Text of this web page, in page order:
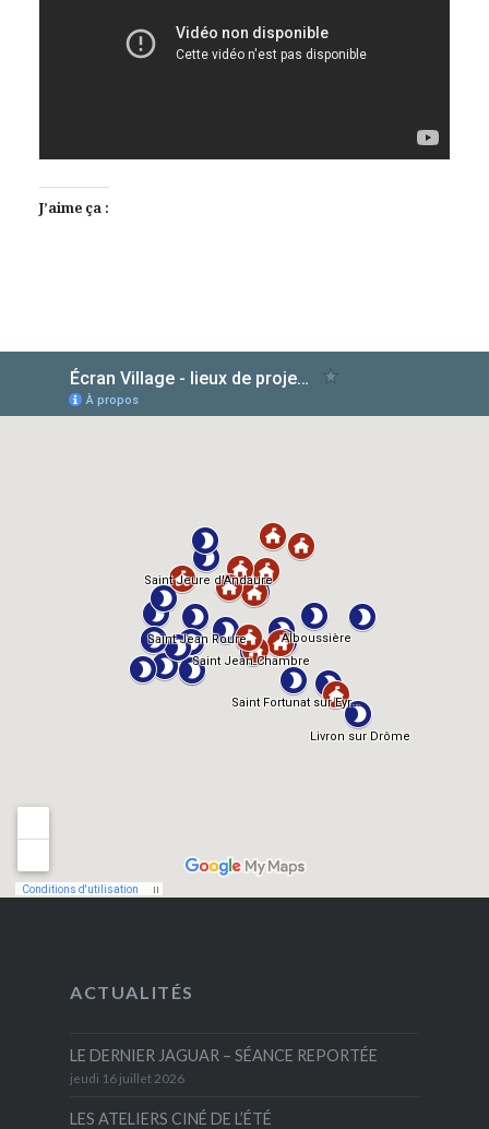
J’aime ça :
AlloCiné
ACTUALITÉS
LE DERNIER JAGUAR – SÉANCE REPORTÉE
jeudi 16 juillet 2026
LES ATELIERS CINÉ DE L’ÉTÉ